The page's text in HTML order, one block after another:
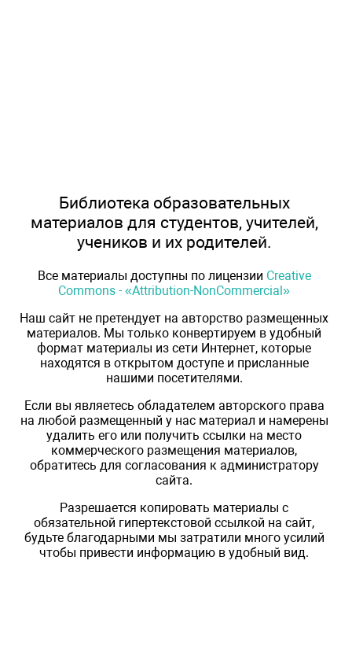
Библиотека образовательных
материалов для студентов, учителей,
учеников и их родителей.
Все материалы доступны по лицензии Creative
Commons - «Attribution-NonCommercial»
Наш сайт не претендует на авторство размещенных
материалов. Мы только конвертируем в удобный
формат материалы из сети Интернет, которые
находятся в открытом доступе и присланные
нашими посетителями.
Если вы являетесь обладателем авторского права
на любой размещенный у нас материал и намерены
удалить его или получить ссылки на место
коммерческого размещения материалов,
обратитесь для согласования к администратору
сайта.
Разрешается копировать материалы с
обязательной гипертекстовой ссылкой на сайт,
будьте благодарными мы затратили много усилий
чтобы привести информацию в удобный вид.